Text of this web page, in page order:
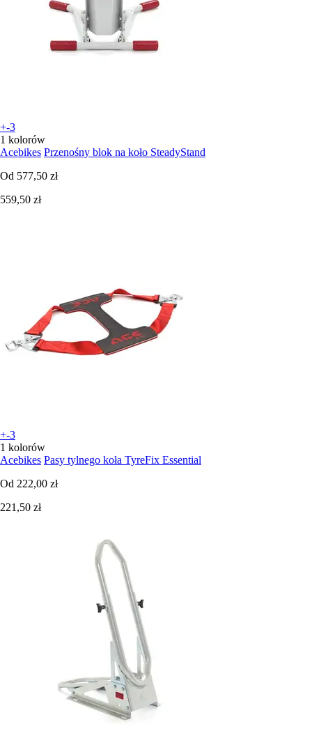
+-3
1 kolorów
Acebikes Przenośny blok na koło SteadyStand
Od 577,50 zł
559,50 zł
+-3
1 kolorów
Acebikes Pasy tylnego koła TyreFix Essential
Od 222,00 zł
221,50 zł